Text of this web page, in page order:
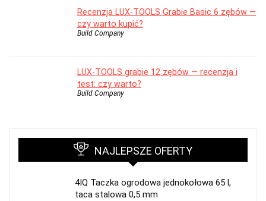
Recenzja LUX-TOOLS Grabie Basic 6 zębów —
czy warto kupić?
Build Company
LUX-TOOLS grabie 12 zębów — recenzja i
test: czy warto?
Build Company
NAJLEPSZE OFERTY
4IQ Taczka ogrodowa jednokołowa 65 l,
taca stalowa 0,5 mm